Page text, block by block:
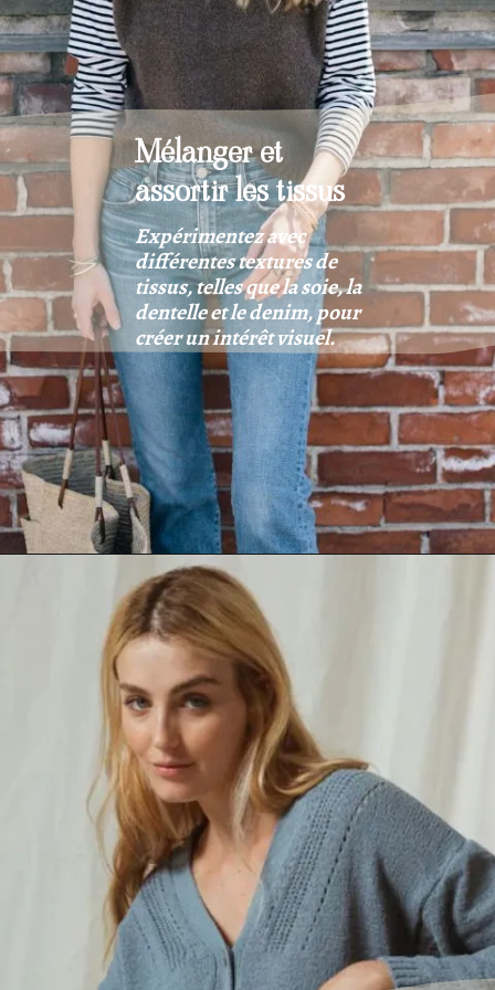
Mélanger et
assortir les tissus
Expérimentez avec
différentes textures de
tissus, telles que la soie, la
dentelle et le denim, pour
créer un intérêt visuel.